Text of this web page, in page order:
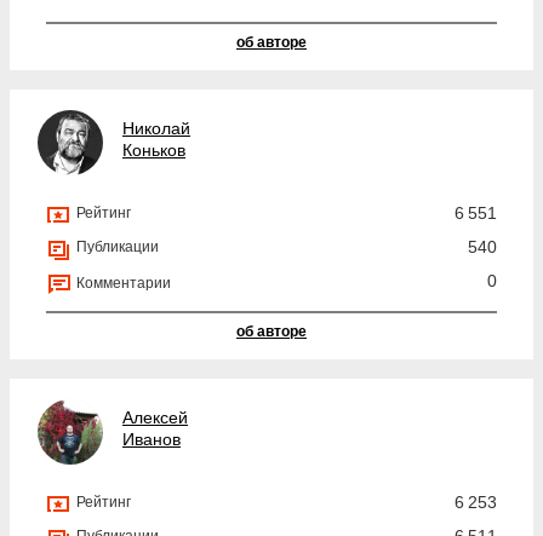
об авторе
Николай
Коньков
Рейтинг 6 551
Публикации 540
Комментарии 0
об авторе
Алексей
Иванов
Рейтинг 6 253